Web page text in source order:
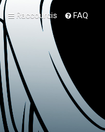
Raccourcis FAQ